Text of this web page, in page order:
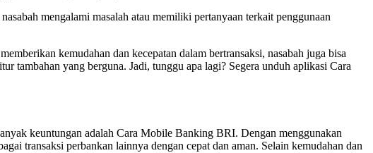
mengalami masalah atau memiliki pertanyaan terkait penggunaan
kemudahan dan kecepatan dalam bertransaksi, nasabah juga bisa
tambahan yang berguna. Jadi, tunggu apa lagi? Segera unduh aplikasi Cara
keuntungan adalah Cara Mobile Banking BRI. Dengan menggunakan
transaksi perbankan lainnya dengan cepat dan aman. Selain kemudahan dan